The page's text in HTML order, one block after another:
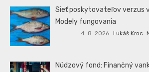
Sieť poskytovateľov verzus
Modely fungovania
4. 8. 2026 Lukáš Kroc
Núdzový fond: Finančný